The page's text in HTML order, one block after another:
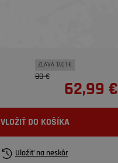
ZĽAVA 17,01 €
80 €
62,99 €
VLOŽIŤ DO KOŠÍKA
Uložiť na neskôr